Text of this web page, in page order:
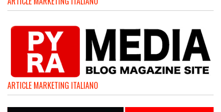
ARTICLE MARKETING ITALIANO